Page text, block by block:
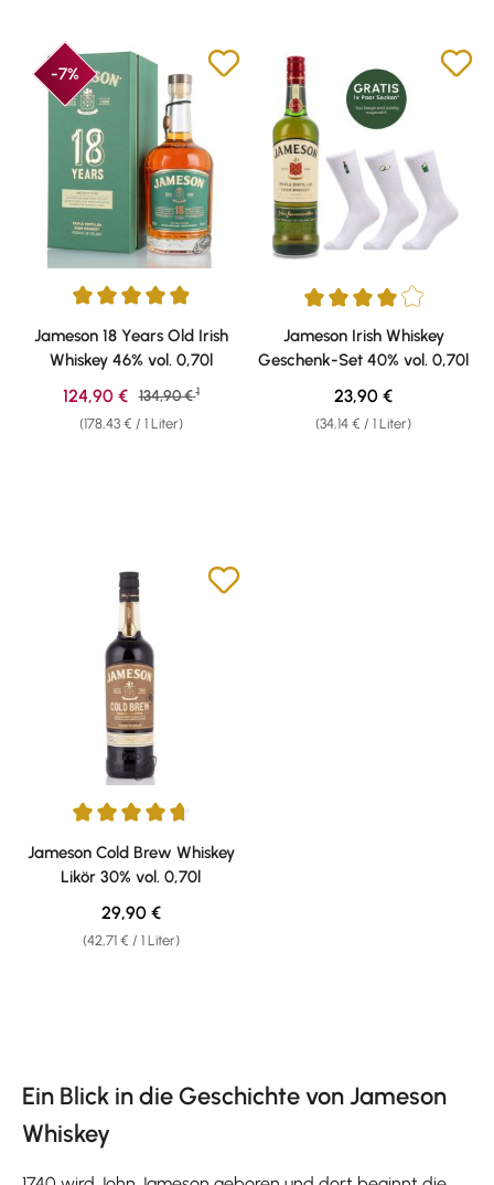
-7%
Durchschnittliche Bewertung von 4.91 von 5 Sternen
Jameson 18 Years Old Irish
Whiskey 46% vol. 0,70l
(178,43 € / 1 Liter)
Verkaufspreis:
124,90 € Regulärer Preis:
134,90 € 1
Durchschnittliche Bewertung
Jameson Irish Whiskey
Geschenk-Set 40% vol. 0,70l
(34,14 € / 1 Liter)
Regulärer Preis:
23,90 €
Durchschnittliche Bewertung von 4.83 von 5 Sternen
Jameson Cold Brew Whiskey
Likör 30% vol. 0,70l
(42,71 € / 1 Liter)
Regulärer Preis:
29,90 €
Ein Blick in die Geschichte von Jameson
Whiskey